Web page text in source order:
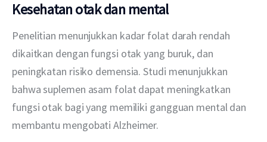
Kesehatan otak dan mental
Penelitian menunjukkan kadar folat darah rendah
dikaitkan dengan fungsi otak yang buruk, dan
peningkatan risiko demensia. Studi menunjukkan
bahwa suplemen asam folat dapat meningkatkan
fungsi otak bagi yang memiliki gangguan mental dan
membantu mengobati Alzheimer.